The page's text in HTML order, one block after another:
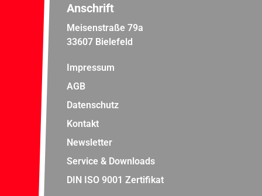
Anschrift
Meisenstraße 79a
33607 Bielefeld
Impressum
AGB
Datenschutz
Kontakt
Newsletter
Service & Downloads
DIN ISO 9001 Zertifikat